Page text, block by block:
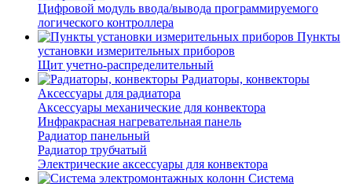
Цифровой модуль ввода/вывода программируемого
логического контроллера
Пункты
установки измерительных приборов
Щит учетно-распределительный
Радиаторы, конвекторы
Аксессуары для радиатора
Аксессуары механические для конвектора
Инфракрасная нагревательная панель
Радиатор панельный
Радиатор трубчатый
Электрические аксессуары для конвектора
Система